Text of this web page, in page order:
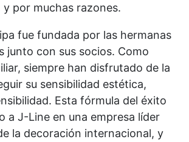
por muchas razones.
fue fundada por las hermanas
junto con sus socios. Como
siempre han disfrutado de la
su sensibilidad estética,
Esta fórmula del éxito
a J-Line en una empresa líder
la decoración internacional, y